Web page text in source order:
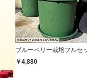
ブルーベリー栽培フルセ
￥4,880